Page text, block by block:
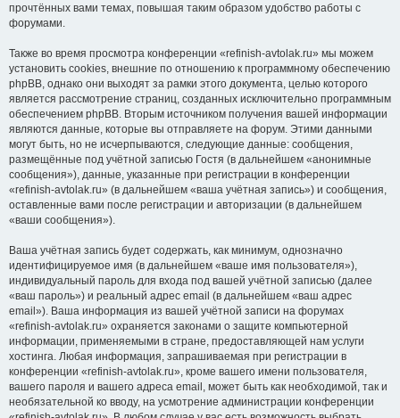
прочтённых вами темах, повышая таким образом удобство работы с
форумами.
Также во время просмотра конференции «refinish-avtolak.ru» мы можем
установить cookies, внешние по отношению к программному обеспечению
phpBB, однако они выходят за рамки этого документа, целью которого
является рассмотрение страниц, созданных исключительно программным
обеспечением phpBB. Вторым источником получения вашей информации
являются данные, которые вы отправляете на форум. Этими данными
могут быть, но не исчерпываются, следующие данные: сообщения,
размещённые под учётной записью Гостя (в дальнейшем «анонимные
сообщения»), данные, указанные при регистрации в конференции
«refinish-avtolak.ru» (в дальнейшем «ваша учётная запись») и сообщения,
оставленные вами после регистрации и авторизации (в дальнейшем
«ваши сообщения»).
Ваша учётная запись будет содержать, как минимум, однозначно
идентифицируемое имя (в дальнейшем «ваше имя пользователя»),
индивидуальный пароль для входа под вашей учётной записью (далее
«ваш пароль») и реальный адрес email (в дальнейшем «ваш адрес
email»). Ваша информация из вашей учётной записи на форумах
«refinish-avtolak.ru» охраняется законами о защите компьютерной
информации, применяемыми в стране, предоставляющей нам услуги
хостинга. Любая информация, запрашиваемая при регистрации в
конференции «refinish-avtolak.ru», кроме вашего имени пользователя,
вашего пароля и вашего адреса email, может быть как необходимой, так и
необязательной ко вводу, на усмотрение администрации конференции